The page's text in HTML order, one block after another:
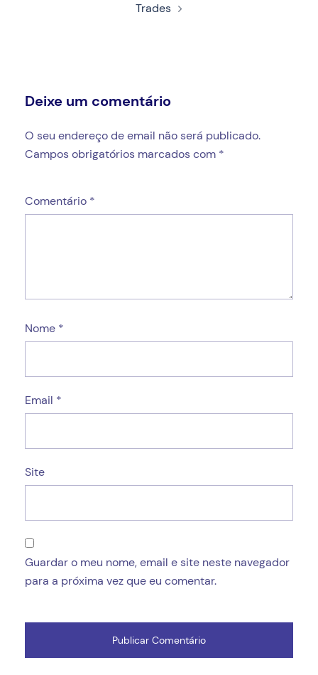
Trades
Deixe um comentário
O seu endereço de email não será publicado.
Campos obrigatórios marcados com *
Comentário *
Nome *
Email *
Site
Guardar o meu nome, email e site neste navegador
para a próxima vez que eu comentar.